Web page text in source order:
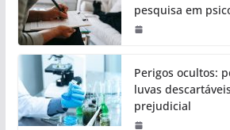
pesquisa em
Perigos ocultos:
luvas
prejudicial